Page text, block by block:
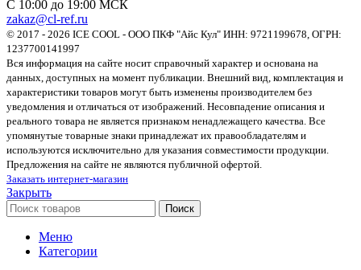
С 10:00 до 19:00 МСК
zakaz@cl-ref.ru
© 2017 - 2026 ICE COOL - ООО ПКФ "Айс Кул" ИНН: 9721199678, ОГРН:
1237700141997
Вся информация на сайте носит справочный характер и основана на
данных, доступных на момент публикации. Внешний вид, комплектация и
характеристики товаров могут быть изменены производителем без
уведомления и отличаться от изображений. Несовпадение описания и
реального товара не является признаком ненадлежащего качества. Все
упомянутые товарные знаки принадлежат их правообладателям и
используются исключительно для указания совместимости продукции.
Предложения на сайте не являются публичной офертой.
Заказать интернет-магазин
Закрыть
Поиск
Меню
Категории